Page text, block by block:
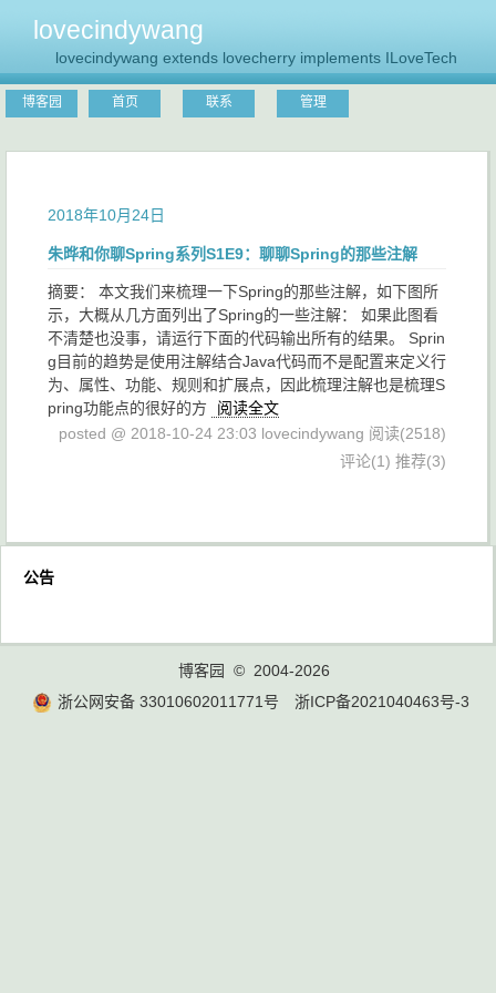
lovecindywang
lovecindywang extends lovecherry implements ILoveTech
博客园 首页 联系 管理
2018年10月24日
朱晔和你聊Spring系列S1E9：聊聊Spring的那些注解
摘要： 本文我们来梳理一下Spring的那些注解，如下图所
示，大概从几方面列出了Spring的一些注解： 如果此图看
不清楚也没事，请运行下面的代码输出所有的结果。 Sprin
g目前的趋势是使用注解结合Java代码而不是配置来定义行
为、属性、功能、规则和扩展点，因此梳理注解也是梳理S
pring功能点的很好的方
阅读全文
posted @ 2018-10-24 23:03 lovecindywang 阅读(2518)
评论(1) 推荐(3)
公告
博客园
© 2004-2026
浙公网安备 33010602011771号
浙ICP备2021040463号-3